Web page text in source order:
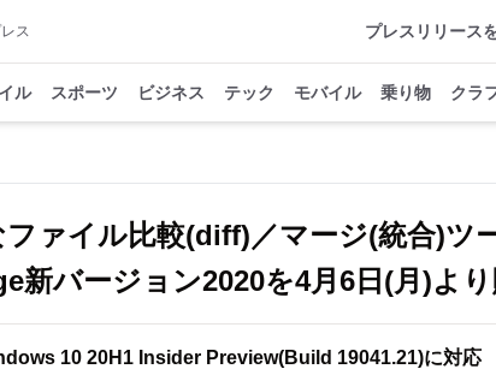
ス プレスリリース
ル スポーツ ビジネス テック モバイル 乗り物 クラ
ファイル比較(diff)／マージ(統合)
新バージョン2020を4月6日(月)よ
10 20H1 Insider Preview(Build 19041.21)に対応